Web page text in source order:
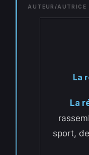
AUTEUR/AUTRICE
La
La
sport,